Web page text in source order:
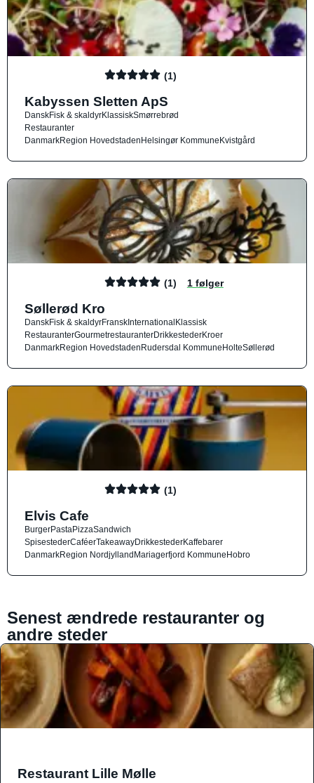
(1)
Kabyssen Sletten ApS
DanskFisk & skaldyrKlassiskSmørrebrød
Restauranter
DanmarkRegion HovedstadenHelsingør KommuneKvistgård
(1) 1 følger
Søllerød Kro
DanskFisk & skaldyrFranskInternationalKlassisk
RestauranterGourmetrestauranterDrikkestederKroer
DanmarkRegion HovedstadenRudersdal KommuneHolteSøllerød
(1)
Elvis Cafe
BurgerPastaPizzaSandwich
SpisestederCaféerTakeawayDrikkestederKaffebarer
DanmarkRegion NordjyllandMariagerfjord KommuneHobro
Senest ændrede restauranter og
andre steder
Restaurant Lille Mølle